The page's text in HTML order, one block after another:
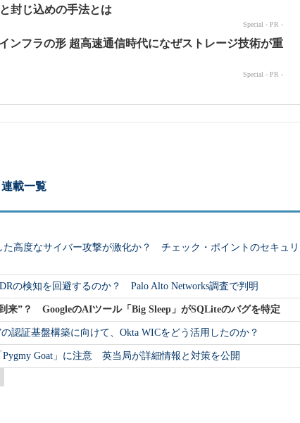
載一覧
た高度なサイバー攻撃が激化か？ チェック・ポイントのセキュリ
の検知を回避するのか？ Palo Alto Networks調査で判明
来”？ GoogleのAIツール「Big Sleep」がSQLiteのバグを特定
認証基盤構築に向けて、Okta WICをどう活用したのか？
Goat」に注意 英当局が詳細情報と対策を公開